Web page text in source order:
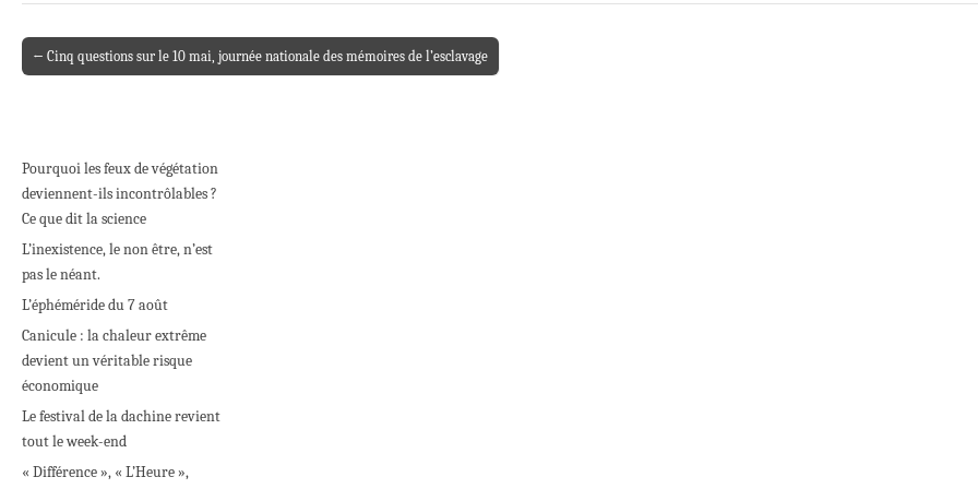
Post navigation
← Cinq questions sur le 10 mai, journée nationale des mémoires de l’esclavage
Pourquoi les feux de végétation
deviennent-ils incontrôlables ?
Ce que dit la science
L’inexistence, le non être, n’est
pas le néant.
L’éphéméride du 7 août
Canicule : la chaleur extrême
devient un véritable risque
économique
Le festival de la dachine revient
tout le week-end
« Différence », « L’Heure »,